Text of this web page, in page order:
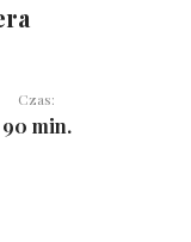
Czas:
90 min.